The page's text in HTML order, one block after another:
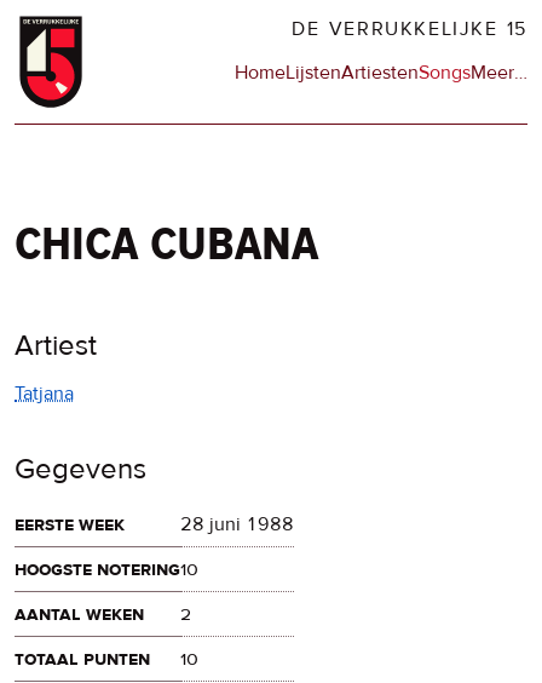
Overslaan
naar
DE VERRUKKELIJKE 15
Hoofdnavigatie
HomeLijstenArtiestenSongsMeerop
…
chica cubana
Artiest
Tatjana
Gegevens
eerste week
28 juni 1988
hoogste notering10
aantal weken
2
totaal punten
10